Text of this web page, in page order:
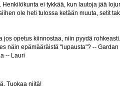
ei tykkää, kun lautoja jää
ole heti tulossa ketään muuta, setit
opetus kiinnostaa, niin pyydä rohkeasti.
näin epämääräistä "lupausta"? -- Gardan
-- Lauri
Tuokaa niitä!